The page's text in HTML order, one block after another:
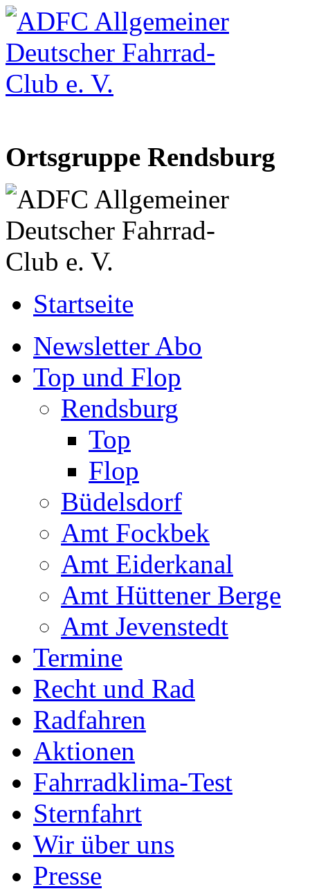
Ortsgruppe Rendsburg
Startseite
Newsletter Abo
Top und Flop
Rendsburg
Top
Flop
Büdelsdorf
Amt Fockbek
Amt Eiderkanal
Amt Hüttener Berge
Amt Jevenstedt
Termine
Recht und Rad
Radfahren
Aktionen
Fahrradklima-Test
Sternfahrt
Wir über uns
Presse